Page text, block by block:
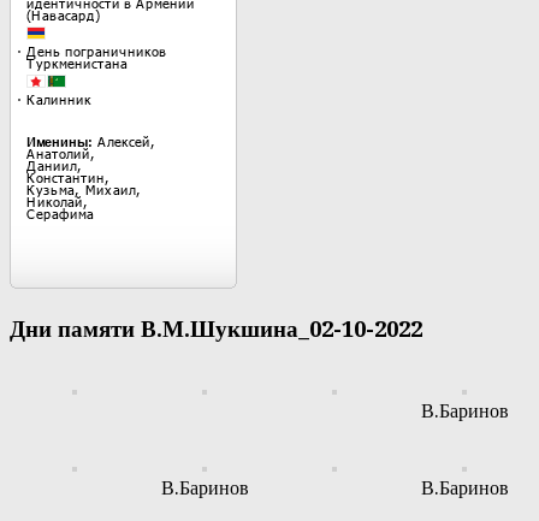
Дни памяти В.М.Шукшина_02-10-2022
В.Баринов
В.Баринов В.Баринов